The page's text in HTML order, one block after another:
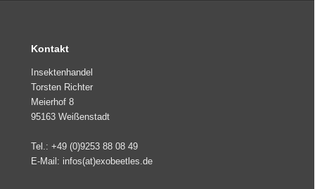
Kontakt
Insektenhandel
Torsten Richter
Meierhof 8
95163 Weißenstadt
Tel.: +49 (0)9253 88 08 49
E-Mail: infos(at)exobeetles.de